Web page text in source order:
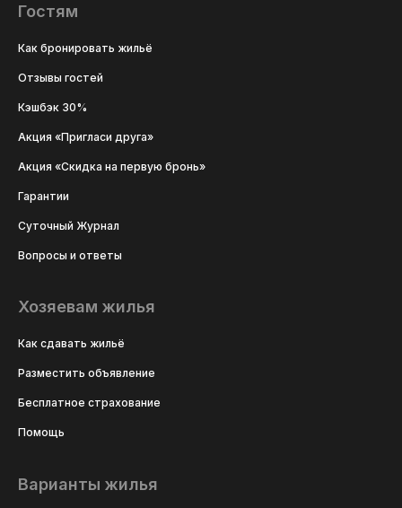
Гостям
Как бронировать жильё
Отзывы гостей
Кэшбэк 30%
Акция «Пригласи друга»
Акция «Скидка на первую бронь»
Гарантии
Суточный Журнал
Вопросы и ответы
Хозяевам жилья
Как сдавать жильё
Разместить объявление
Бесплатное страхование
Помощь
Варианты жилья